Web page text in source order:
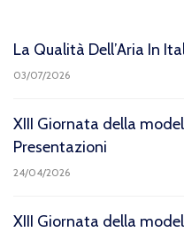
La Qualità Dell’Aria In
03/07/2026
XIII Giornata della
Presentazioni
24/04/2026
XIII Giornata della